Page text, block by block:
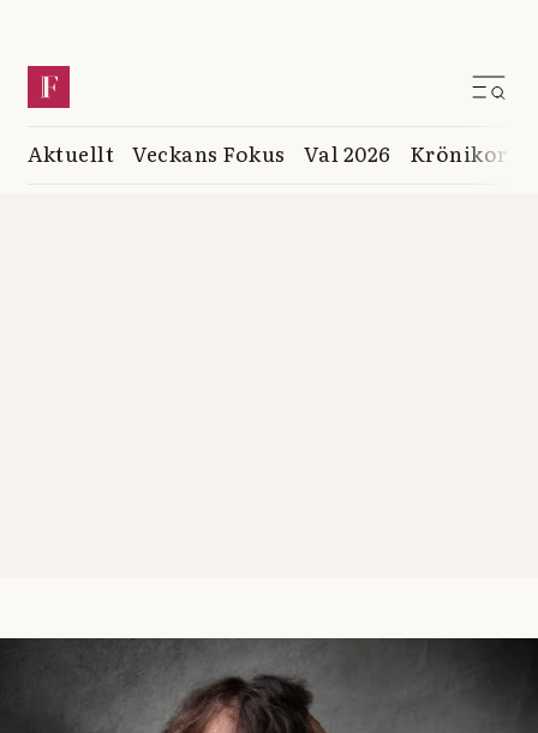
Aktuellt Veckans Fokus Val 2026 Krönikor